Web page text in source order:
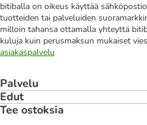
bitiballa on oikeus käyttää
tuotteiden tai palveluiden
milloin tahansa ottamalla yhteyttä
kuluja kuin perusmaksun mukaiset
asiakaspalvelu
Palvelu
Edut
Tee ostoksia